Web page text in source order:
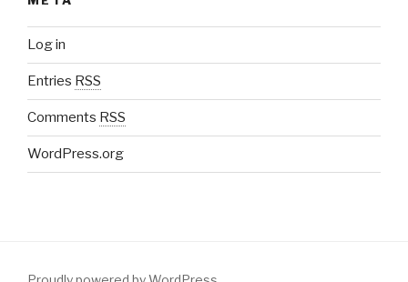
Log in
Entries RSS
Comments RSS
WordPress.org